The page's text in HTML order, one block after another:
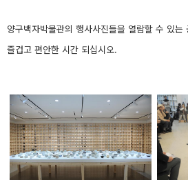
양구백자박물관의 행사사진들을 열람할 수 있는
즐겁고 편안한 시간 되십시오.